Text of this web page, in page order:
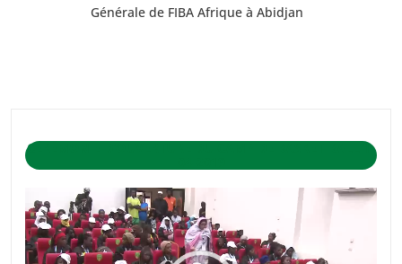
Générale de FIBA Afrique à Abidjan
CÉRÉMONIE D’OUVERTURE DU CAMP DE BASKET-BALL 1-
Lecteur
vidéo